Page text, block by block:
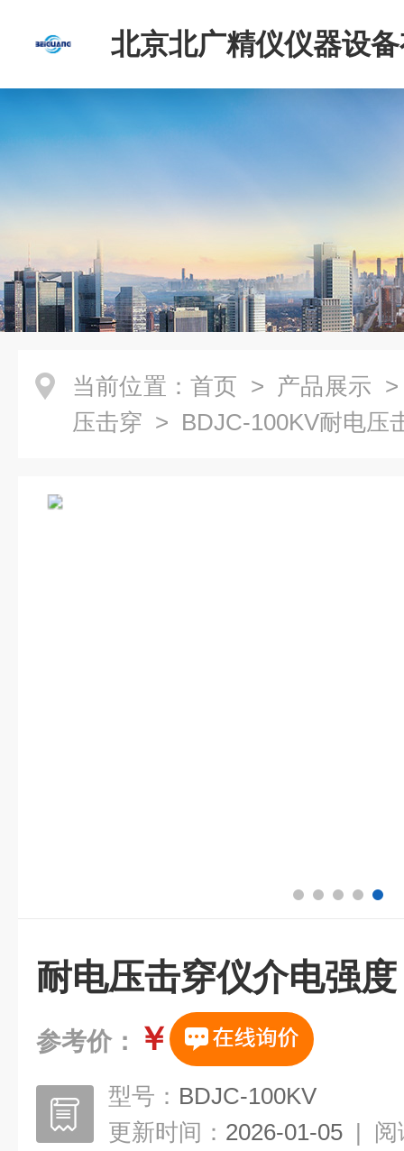
北京北广精仪仪器设
司
当前位置： 首页 > 产品展示
压击穿 > BDJC-100KV耐电压
耐电压击穿仪介电强度
参考价： ￥
型号： BDJC-100KV
更新时间： 2026-01-05 | 阅